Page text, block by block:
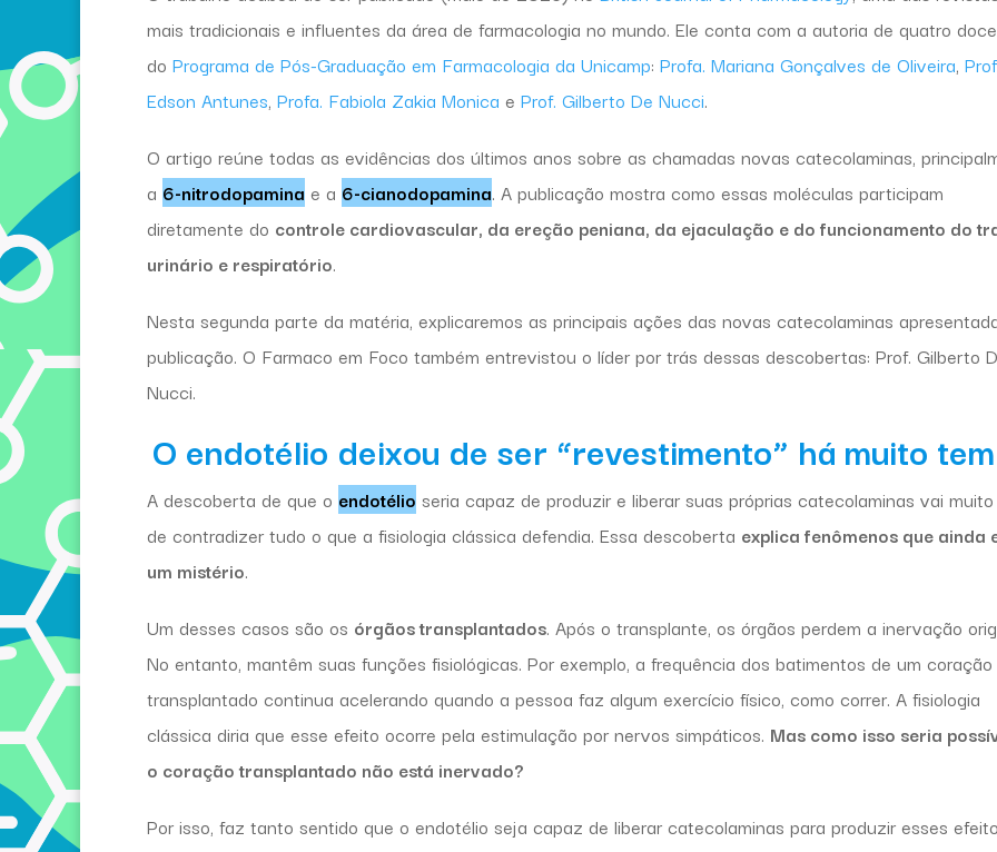
mais tradicionais e influentes da área de farmacologia no mundo. Ele conta com a autoria de quatro
do Programa de Pós-Graduação em Farmacologia da Unicamp: Profa. Mariana Gonçalves de Oliveira,
Edson Antunes, Profa. Fabiola Zakia Monica e Prof. Gilberto De Nucci.
O artigo reúne todas as evidências dos últimos anos sobre as chamadas novas catecolaminas,
a 6-nitrodopamina e a 6-cianodopamina. A publicação mostra como essas moléculas participam
diretamente do controle cardiovascular, da ereção peniana, da ejaculação e do funcionamento do
urinário e respiratório.
Nesta segunda parte da matéria, explicaremos as principais ações das novas catecolaminas
publicação. O Farmaco em Foco também entrevistou o líder por trás dessas descobertas: Prof. Gilberto
Nucci.
O endotélio deixou de ser “revestimento” há muito
A descoberta de que o endotélio seria capaz de produzir e liberar suas próprias catecolaminas vai
de contradizer tudo o que a fisiologia clássica defendia. Essa descoberta explica fenômenos que ainda
um mistério.
Um desses casos são os órgãos transplantados. Após o transplante, os órgãos perdem a inervação
No entanto, mantêm suas funções fisiológicas. Por exemplo, a frequência dos batimentos de um coração
transplantado continua acelerando quando a pessoa faz algum exercício físico, como correr. A fisiologia
clássica diria que esse efeito ocorre pela estimulação por nervos simpáticos. Mas como isso seria
o coração transplantado não está inervado?
Por isso, faz tanto sentido que o endotélio seja capaz de liberar catecolaminas para produzir esses